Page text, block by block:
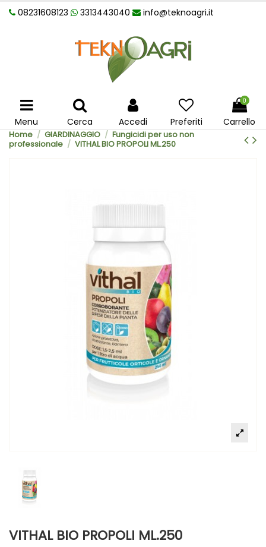
08231608123 3313443040 info@teknoagri.it
Menu Cerca Accedi Preferiti
0
Carrello
Home GIARDINAGGIO
Fungicidi per uso non
professionale
VITHAL BIO PROPOLI ML.250
VITHAL BIO PROPOLI ML.250